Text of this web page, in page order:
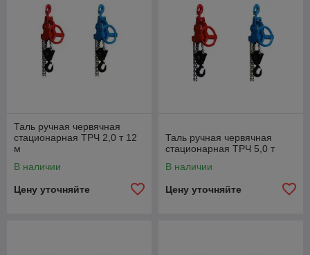
Таль ручная червячная
стационарная ТРЧ 2,0 т 12
м
В наличии
Цену уточняйте
Таль ручная червячная
стационарная ТРЧ 5,0 т
В наличии
Цену уточняйте